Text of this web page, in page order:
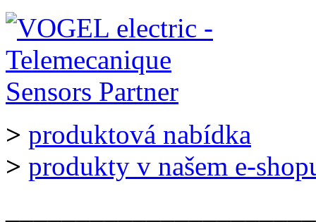
> produktová nabídka
> produkty v našem e-